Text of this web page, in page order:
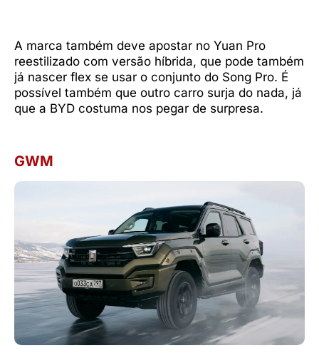
A marca também deve apostar no Yuan Pro
reestilizado com versão híbrida, que pode também
já nascer flex se usar o conjunto do Song Pro. É
possível também que outro carro surja do nada, já
que a BYD costuma nos pegar de surpresa.
GWM